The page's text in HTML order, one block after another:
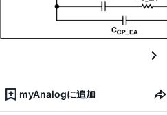
myAnalogに追加